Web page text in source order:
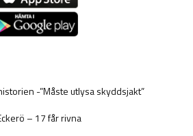
-”Måste utlysa skyddsjakt”
– 17 får rivna